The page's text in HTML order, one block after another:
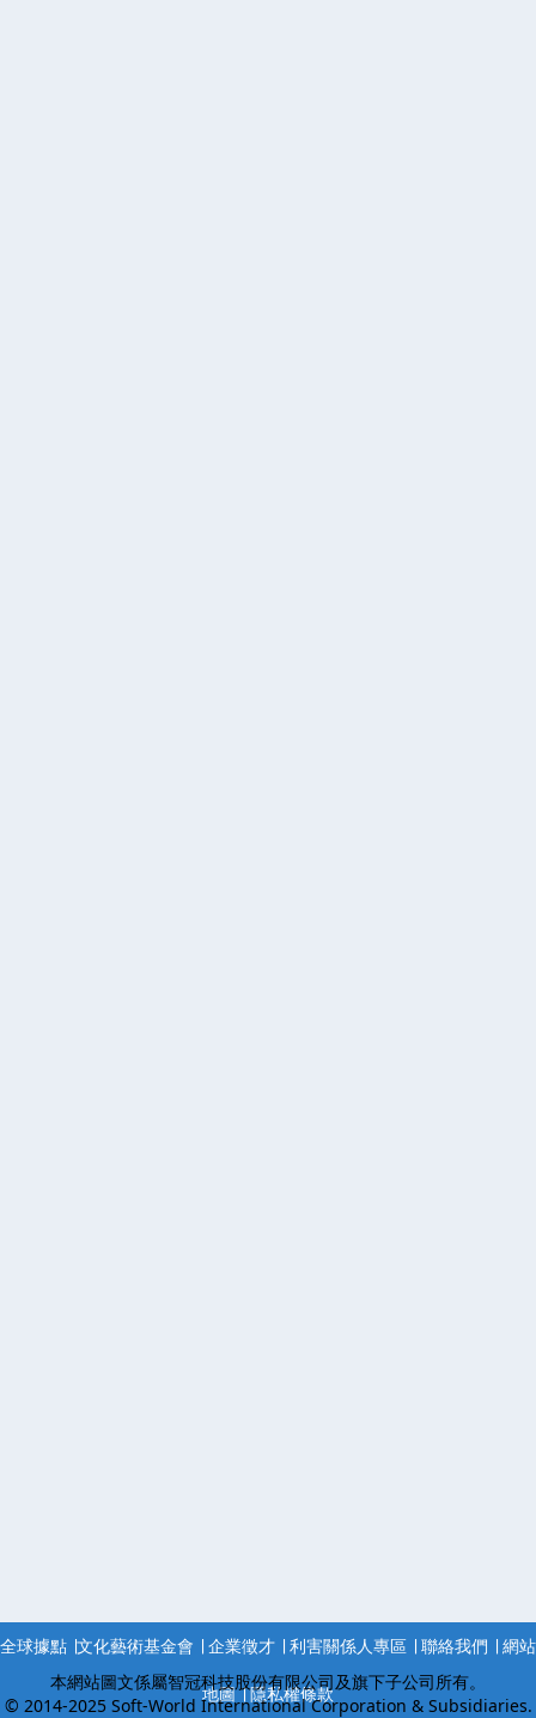
全球據點 ∣文化藝術基金會 ∣ 企業徵才 ∣ 利害關係人專區 ∣ 聯絡我們 ∣ 網站
地圖∣隱私權條款
本網站圖文係屬智冠科技股份有限公司及旗下子公司所有。
© 2014-2025 Soft-World International Corporation & Subsidiaries.